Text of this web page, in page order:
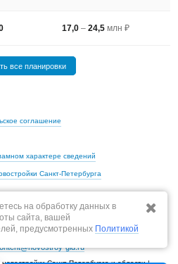
17,0– 24,5млн ₽
все планировки
соглашение
характере сведений
Санкт-Петербурга
актуальностью информации на портале,
gid.ru
на обработку данных в
сайта, вашей
предусмотренных Политикой